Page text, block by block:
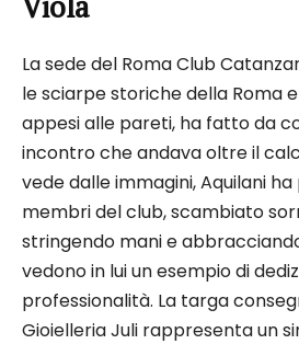
La sede del Roma Club
le sciarpe storiche della Roma
appesi alle pareti, ha fatto da
incontro che andava oltre il
vede dalle immagini, Aquilani
membri del club, scambiato
stringendo mani e
vedono in lui un esempio di
professionalità. La targa
Gioielleria Juli rappresenta un